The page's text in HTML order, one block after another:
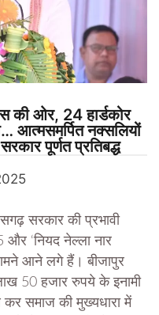
की ओर, 24 हार्डकोर
आत्मसमर्पित नक्सलियों
पूर्णत प्रतिबद्ध
सरकार की प्रभावी
और ‘नियद नेल्ला नार
आने लगे हैं। बीजापुर
50 हजार रुपये के इनामी
कर समाज की मुख्यधारा में